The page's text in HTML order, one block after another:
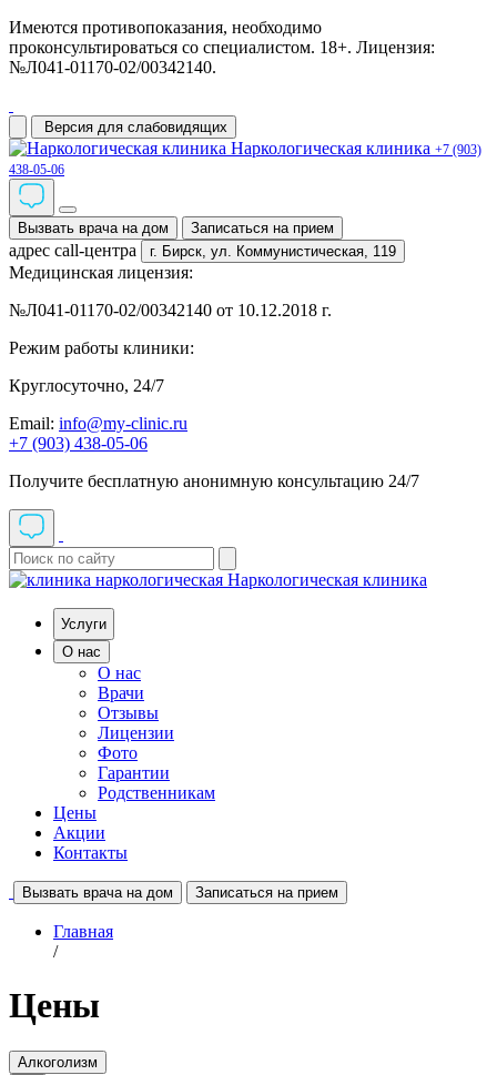
Имеются противопоказания, необходимо
проконсультироваться со специалистом. 18+. Лицензия:
№Л041-01170-02/00342140.
Версия для слабовидящих
Наркологическая клиника +7 (903)
438-05-06
Вызвать врача на дом Записаться на прием
адрес call-центра г. Бирск, ул. Коммунистическая, 119
Медицинская лицензия:
№Л041-01170-02/00342140 от 10.12.2018 г.
Режим работы клиники:
Круглосуточно, 24/7
Email: info@my-clinic.ru
+7 (903) 438-05-06
Получите бесплатную анонимную консультацию 24/7
Наркологическая клиника
Услуги
О нас
О нас
Врачи
Отзывы
Лицензии
Фото
Гарантии
Родственникам
Цены
Акции
Контакты
Вызвать врача на дом Записаться на прием
Главная
/
Цены
Алкоголизм